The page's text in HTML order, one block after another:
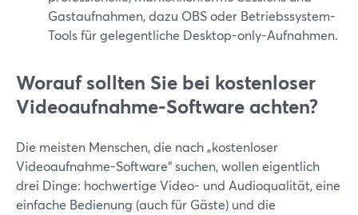
Gastaufnahmen, dazu OBS oder Betriebssystem-
Tools für gelegentliche Desktop-only-Aufnahmen.
Worauf sollten Sie bei kostenloser
Videoaufnahme-Software achten?
Die meisten Menschen, die nach „kostenloser
Videoaufnahme-Software“ suchen, wollen eigentlich
drei Dinge: hochwertige Video- und Audioqualität, eine
einfache Bedienung (auch für Gäste) und die